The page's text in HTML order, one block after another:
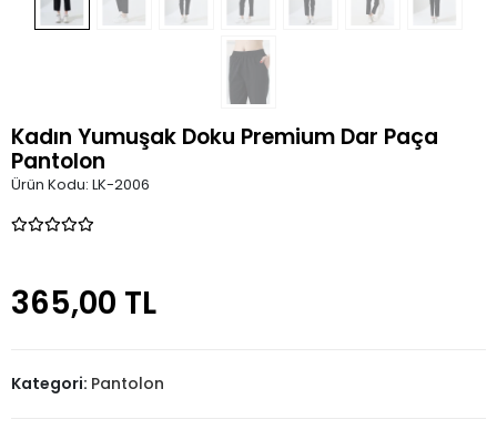
Kadın Yumuşak Doku Premium Dar Paça
Pantolon
Ürün Kodu: LK-2006
365,00 TL
Kategori: Pantolon